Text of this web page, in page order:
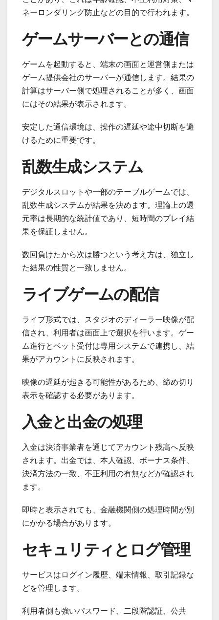
ネーロンダリング防止などの目的で行われます。
ゲームサーバーとの通信
ゲームを起動すると、端末の画面と運営側または
ゲーム提供会社のサーバーが通信します。結果の
計算はサーバー側で処理されることが多く、画面
にはその結果が表示されます。
安定した通信環境は、操作の遅延や途中切断を避
けるために重要です。
乱数生成システム
デジタルスロットや一部のテーブルゲームでは、
乱数生成システムが結果を決めます。理論上の還
元率は長期的な統計値であり、短時間のプレイ結
果を保証しません。
数回負けたから次は勝つという考え方は、独立し
た結果の性質と一致しません。
ライブゲームの配信
ライブ形式では、スタジオのディーラー映像が配
信され、利用者は画面上で選択を行います。ゲー
ム進行とベット受付は専用システムで連携し、結
果がアカウントに反映されます。
映像の遅延が起きる可能性があるため、締め切り
表示を確認する必要があります。
入金と出金の処理
入金は決済事業者を通じてアカウント残高へ反映
されます。出金では、本人確認、ボーナス条件、
決済方法の一致、不正利用の有無などが確認され
ます。
即時と表示されても、金融機関側の処理時間が別
にかかる場合があります。
セキュリティとログ管理
サービスはログイン履歴、端末情報、取引記録な
どを管理します。
利用者側も強いパスワード、二段階認証、公共